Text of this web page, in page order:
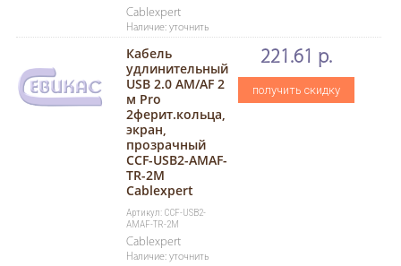
Cablexpert
Наличие: уточнить
Кабель
удлинительный
USB 2.0 AM/AF 2
м Pro
2ферит.кольца,
экран,
прозрачный
CCF-USB2-AMAF-
TR-2M
Cablexpert
Артикул: CCF-USB2-
AMAF-TR-2M
Cablexpert
Наличие: уточнить
221.61 р.
получить скидку